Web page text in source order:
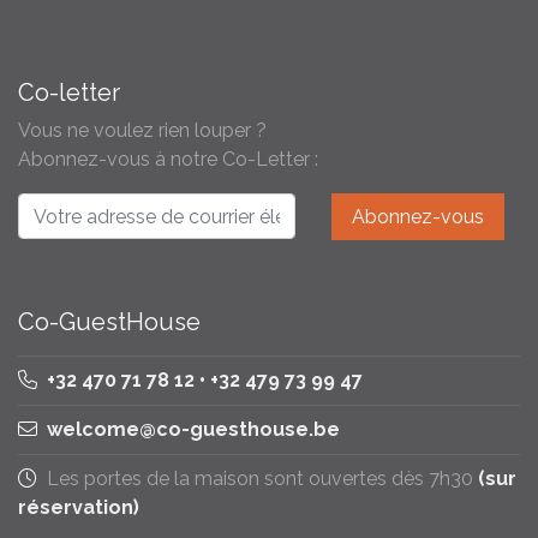
Co-letter
Vous ne voulez rien louper ?
Abonnez-vous à notre Co-Letter :
Co-GuestHouse
+32 470 71 78 12 • +32 479 73 99 47
welcome@co-guesthouse.be
Les portes de la maison sont ouvertes dès 7h30 (sur
réservation)